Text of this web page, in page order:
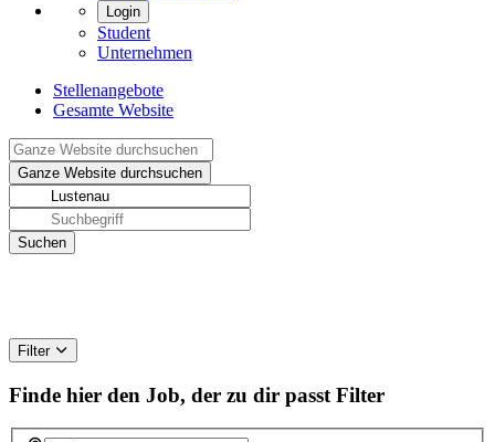
Login
Student
Unternehmen
Stellenangebote
Gesamte Website
Filter
Finde hier den Job, der zu dir passt Filter